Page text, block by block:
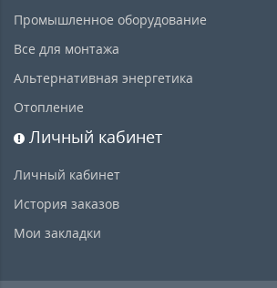
Промышленное оборудование
Все для монтажа
Альтернативная энергетика
Отопление
Личный кабинет
Личный кабинет
История заказов
Мои закладки